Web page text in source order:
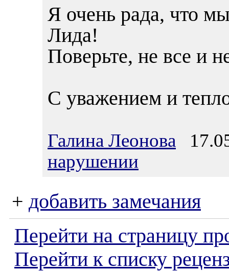
Я очень рада, что
Лида!
Поверьте, не все и
С уважением и
Галина Леонова
нарушении
+ добавить замечания
Перейти на страницу
Перейти к списку